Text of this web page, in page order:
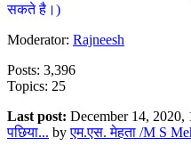
सकते है।)
Moderator: Rajneesh
Posts: 3,396
Topics: 25
Last post: December 14, 2020,
पछिया... byएम.एस. मेहता /M S